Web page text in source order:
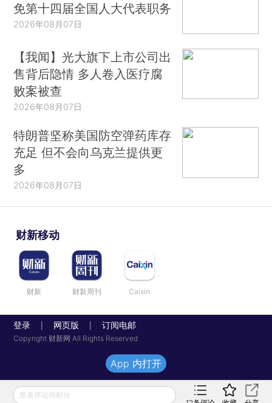
免第十四届全国人大代表职务
2026年08月07日
【我闻】光大旗下上市公司出
售背后隐情 多人卷入医疗腐
败案被查
2026年08月07日
特朗普坚称美国防空弹药库存
充足 但不会向乌克兰提供更
多
2026年08月07日
财新移动
财新 财新周刊 Caixin
登录 网页版 订阅电邮
Copyright 财新网 All Rights Reserved
发表评论得积分
App 内打开